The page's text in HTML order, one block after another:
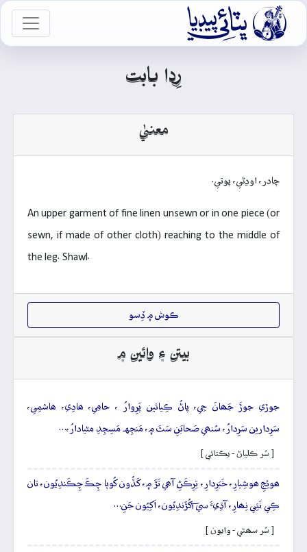

رِدا بابت
معنيٰ
چادر، اوڍڻي، پوتي.
An upper garment of fine linen unsewn or in one piece (or
sewn, if made of other cloth) reaching to the middle of
the leg. Shawl.
ڪوش ۾ ڏِسو
بيتن ۽ وائين ۾
جوڙي جوڙَ جَھانَ جِي، پاڻُ ڪِيائين پَرِوارُ ، حامِي، ھادِي، ھاشمِي،
سَرِدارين سَرِدارُ، سُنھي صَحابَنِ سَٿَ ۾، مَنجِهہ مَسِجِدِ مڻيادارُ،…
[ سُر ڪلياڻ - يڪتائي ]
ھوئِجِ ھوشِيارِ، خَبَرِدارِ، تِرِڪَڻِ آھي تَڙَ ۾، کَڏُون کُوٻا چِڪَ چِڪَندِيُون، تان
ڪِي نَئِي نِھارِ، آڌِيءَ سي آکُڙَندِيُون، اَکِيُون جَنِ…
[ سُر سھڻي - وايون ]